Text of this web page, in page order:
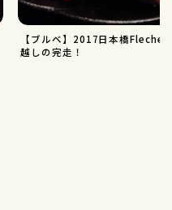
【ブルベ】2017日本橋
越しの完走！